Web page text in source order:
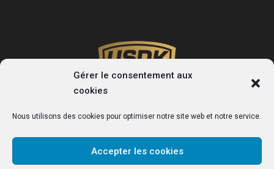
Gérer le consentement aux
cookies
Nous utilisons des cookies pour optimiser notre site web et notre service.
Accepter les cookies